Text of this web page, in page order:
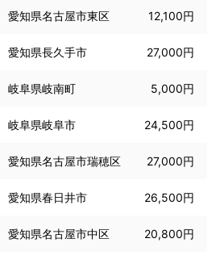
愛知県名古屋市東区 12,100円
愛知県長久手市 27,000円
岐阜県岐南町 5,000円
岐阜県岐阜市 24,500円
愛知県名古屋市瑞穂区 27,000円
愛知県春日井市 26,500円
愛知県名古屋市中区 20,800円